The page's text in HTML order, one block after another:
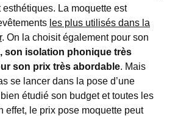
La moquette est
les plus utilisés dans la
. On la choisit également pour son
son isolation phonique très
son prix très abordable. Mais
se lancer dans la pose d’une
étudié son budget et toutes les
effet, le prix pose moquette peut